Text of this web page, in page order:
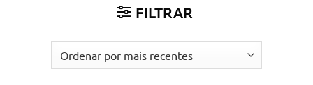
FILTRAR